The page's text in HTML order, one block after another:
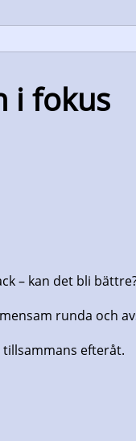
i fokus
– kan det bli
runda och
efteråt.